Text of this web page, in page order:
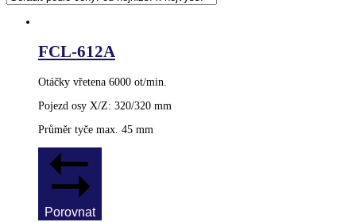
FCL-612A
Otáčky vřetena 6000 ot/min.
Pojezd osy X/Z: 320/320 mm
Průměr tyče max. 45 mm
Porovnat